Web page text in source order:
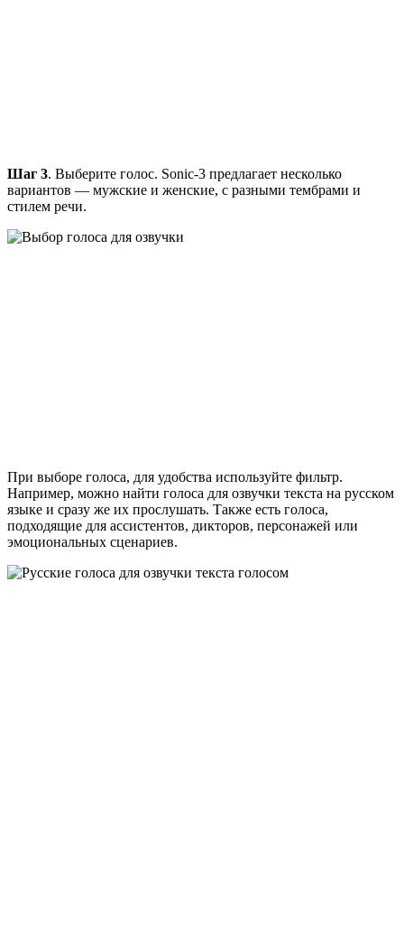
Шаг 3. Выберите голос. Sonic-3 предлагает несколько
вариантов — мужские и женские, с разными тембрами и
стилем речи.
При выборе голоса, для удобства используйте фильтр.
Например, можно найти голоса для озвучки текста на русском
языке и сразу же их прослушать. Также есть голоса,
подходящие для ассистентов, дикторов, персонажей или
эмоциональных сценариев.